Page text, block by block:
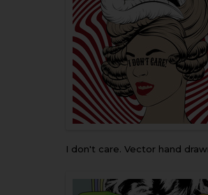
I don't care. Vector hand drawn illustration of queen with inscription on her face isolated. Creative artwork. Template for card, poster, banner, print for t-shirt,